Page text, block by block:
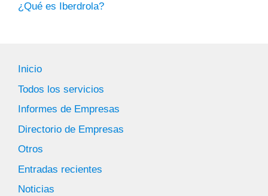
¿Qué es Iberdrola?
Inicio
Todos los servicios
Informes de Empresas
Directorio de Empresas
Otros
Entradas recientes
Noticias